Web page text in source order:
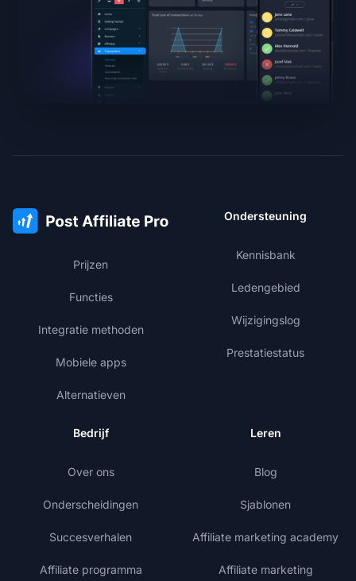
Prijzen
Functies
Integratie methoden
Mobiele apps
Alternatieven
Ondersteuning
Kennisbank
Ledengebied
Wijzigingslog
Prestatiestatus
Bedrijf
Over ons
Onderscheidingen
Succesverhalen
Affiliate programma
Leren
Blog
Sjablonen
Affiliate marketing academy
Affiliate marketing